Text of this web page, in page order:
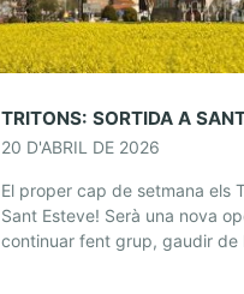
20 D'ABRIL DE 2026
El proper cap de setmana els
Sant Esteve! Serà una nova
continuar fent grup, gaudir de